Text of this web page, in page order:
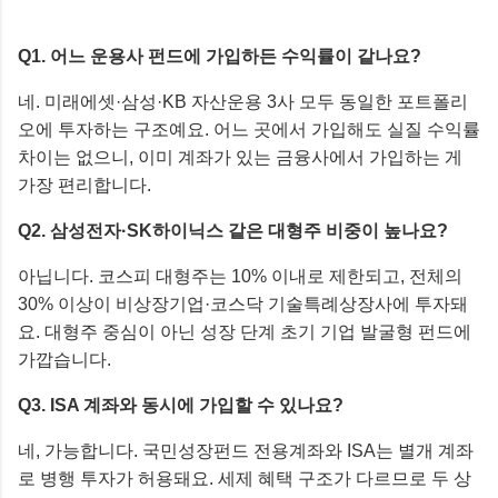
Q1. 어느 운용사 펀드에 가입하든 수익률이 같나요?
네. 미래에셋·삼성·KB 자산운용 3사 모두 동일한 포트폴리
오에 투자하는 구조예요. 어느 곳에서 가입해도 실질 수익률
차이는 없으니, 이미 계좌가 있는 금융사에서 가입하는 게
가장 편리합니다.
Q2. 삼성전자·SK하이닉스 같은 대형주 비중이 높나요?
아닙니다. 코스피 대형주는 10% 이내로 제한되고, 전체의
30% 이상이 비상장기업·코스닥 기술특례상장사에 투자돼
요. 대형주 중심이 아닌 성장 단계 초기 기업 발굴형 펀드에
가깝습니다.
Q3. ISA 계좌와 동시에 가입할 수 있나요?
네, 가능합니다. 국민성장펀드 전용계좌와 ISA는 별개 계좌
로 병행 투자가 허용돼요. 세제 혜택 구조가 다르므로 두 상